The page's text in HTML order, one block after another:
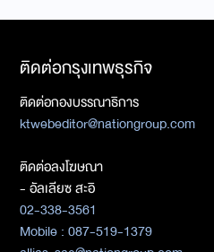
ติดต่อกรุงเทพธุรกิจ
ติดต่อกองบรรณาธิการ
ktwebeditor@nationgroup.com
ติดต่อลงโฆษณา
- อัลเลียซ สะอิ
02-338-3561
Mobile : 087-519-1379